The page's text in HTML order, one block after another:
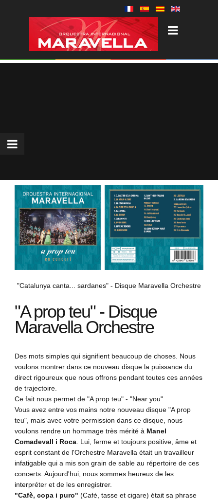
"Catalunya canta... sardanes" - Disque Maravella Orchestre
"A prop teu" - Disque
Maravella Orchestre
Des mots simples qui signifient beaucoup de choses. Nous
voulons montrer dans ce nouveau disque la puissance du
direct rigoureux que nous offrons pendant toutes ces années
de trajectoire.
Ce fait nous permet de "A prop teu" - "Near you"
Vous avez entre vos mains notre nouveau disque "A prop
teu", mais avec votre permission dans ce disque, nous
voulons rendre un hommage très mérité à Manel
Comadevall i Roca . Lui, ferme et toujours positive, âme et
esprit constant de l'Orchestre Maravella était un travailleur
infatigable qui a mis son grain de sable au répertoire de ces
concerts. Aujourd'hui, nous sommes heureux de les
interpréter et de les enregistrer.
"Cafè, copa i puro" (Café, tasse et cigare) était sa phrase